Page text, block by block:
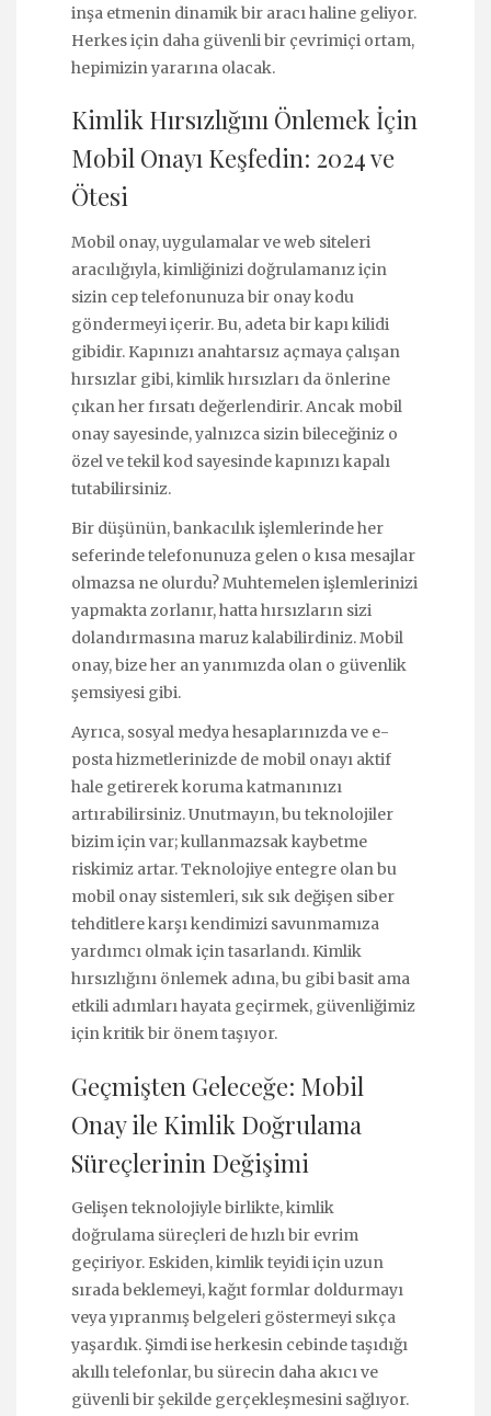
inşa etmenin dinamik bir aracı haline geliyor.
Herkes için daha güvenli bir çevrimiçi ortam,
hepimizin yararına olacak.
Kimlik Hırsızlığını Önlemek İçin
Mobil Onayı Keşfedin: 2024 ve
Ötesi
Mobil onay, uygulamalar ve web siteleri
aracılığıyla, kimliğinizi doğrulamanız için
sizin cep telefonunuza bir onay kodu
göndermeyi içerir. Bu, adeta bir kapı kilidi
gibidir. Kapınızı anahtarsız açmaya çalışan
hırsızlar gibi, kimlik hırsızları da önlerine
çıkan her fırsatı değerlendirir. Ancak mobil
onay sayesinde, yalnızca sizin bileceğiniz o
özel ve tekil kod sayesinde kapınızı kapalı
tutabilirsiniz.
Bir düşünün, bankacılık işlemlerinde her
seferinde telefonunuza gelen o kısa mesajlar
olmazsa ne olurdu? Muhtemelen işlemlerinizi
yapmakta zorlanır, hatta hırsızların sizi
dolandırmasına maruz kalabilirdiniz. Mobil
onay, bize her an yanımızda olan o güvenlik
şemsiyesi gibi.
Ayrıca, sosyal medya hesaplarınızda ve e-
posta hizmetlerinizde de mobil onayı aktif
hale getirerek koruma katmanınızı
artırabilirsiniz. Unutmayın, bu teknolojiler
bizim için var; kullanmazsak kaybetme
riskimiz artar. Teknolojiye entegre olan bu
mobil onay sistemleri, sık sık değişen siber
tehditlere karşı kendimizi savunmamıza
yardımcı olmak için tasarlandı. Kimlik
hırsızlığını önlemek adına, bu gibi basit ama
etkili adımları hayata geçirmek, güvenliğimiz
için kritik bir önem taşıyor.
Geçmişten Geleceğe: Mobil
Onay ile Kimlik Doğrulama
Süreçlerinin Değişimi
Gelişen teknolojiyle birlikte, kimlik
doğrulama süreçleri de hızlı bir evrim
geçiriyor. Eskiden, kimlik teyidi için uzun
sırada beklemeyi, kağıt formlar doldurmayı
veya yıpranmış belgeleri göstermeyi sıkça
yaşardık. Şimdi ise herkesin cebinde taşıdığı
akıllı telefonlar, bu sürecin daha akıcı ve
güvenli bir şekilde gerçekleşmesini sağlıyor.